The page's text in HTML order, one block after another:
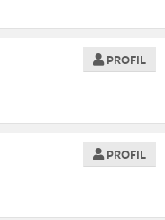
PROFIL
PROFIL